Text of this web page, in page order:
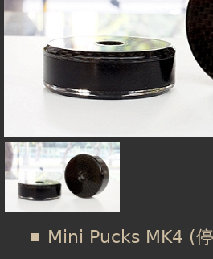
裡
Mini Pucks MK4 (